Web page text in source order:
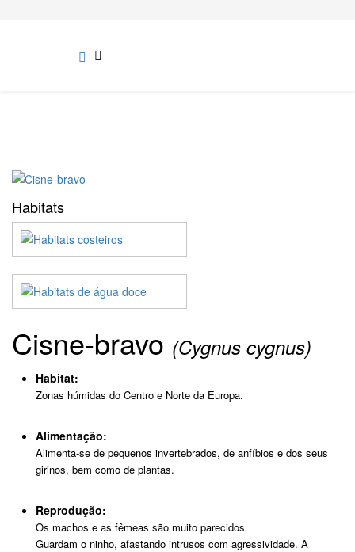
Habitats
Cisne-bravo (Cygnus cygnus)
Habitat:
Zonas húmidas do Centro e Norte da Europa.
Alimentação:
Alimenta-se de pequenos invertebrados, de anfíbios e dos seus
girinos, bem como de plantas.
Reprodução:
Os machos e as fêmeas são muito parecidos.
Guardam o ninho, afastando intrusos com agressividade. A